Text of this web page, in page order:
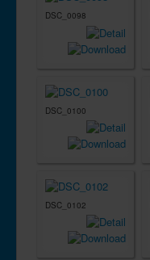
DSC_0098
DSC_0100
DSC_0102